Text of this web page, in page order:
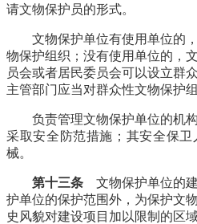
请文物保护员的形式。
文物保护单位有使用单位的
物保护组织；没有使用单位的，
员会或者居民委员会可以设立群
主管部门应当对群众性文物保护
负责管理文物保护单位的机
采取安全防范措施；其安全保
械。
第十三条 文物保护单位的
护单位的保护范围外，为保护文
史风貌对建设项目加以限制的区域